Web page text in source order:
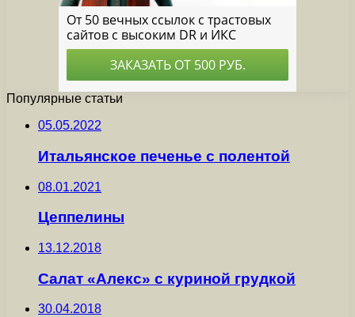
Популярные статьи
05.05.2022
Итальянское печенье с полентой
08.01.2021
Цеппелины
13.12.2018
Салат «Алекс» с куриной грудкой
30.04.2018